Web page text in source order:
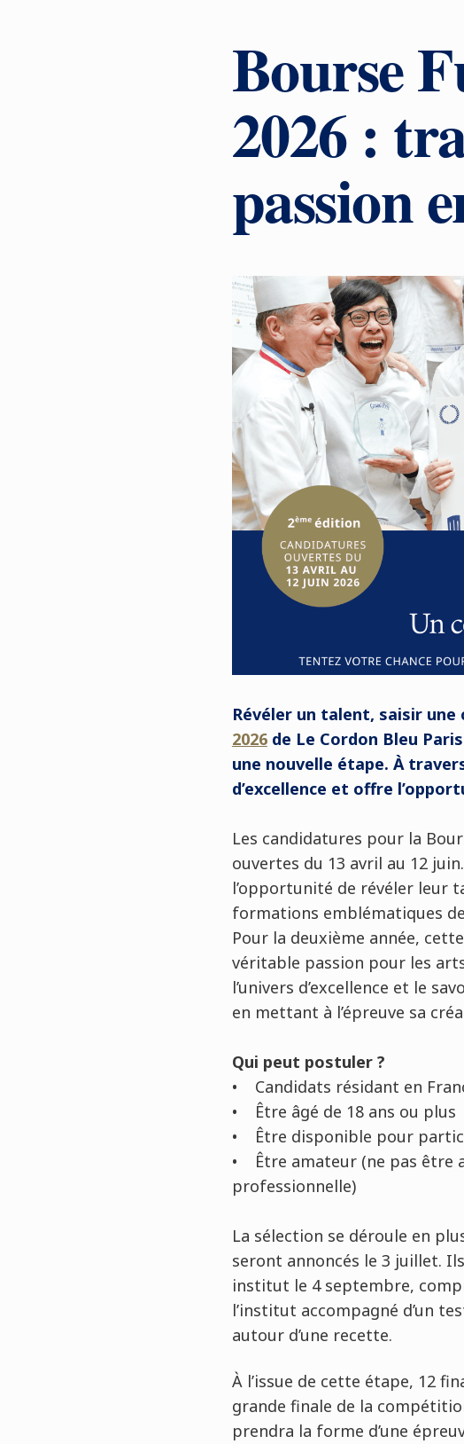
Bourse
2026 :
passion
Révéler un talent, saisir une
2026de Le Cordon Bleu
une nouvelle étape. À
d’excellence et offre
Les candidatures pour la
ouvertes du 13 avril au 12
l’opportunité de révéler leur
formations emblématiques
Pour la deuxième année,
véritable passion pour les
l’univers d’excellence et le
en mettant à l’épreuve sa
Qui peut postuler ?
• Candidats résidant en
• Être âgé de 18 ans ou plus
• Être disponible pour
• Être amateur (ne pas être
professionnelle)
La sélection se déroule en
seront annoncés le 3 juillet.
institut le 4 septembre,
l’institut accompagné d’un
autour d’une recette.
À l’issue de cette étape, 12
grande finale de la
prendra la forme d’une